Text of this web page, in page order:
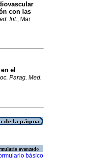
con las
Int., Mar
el
Parag. Med.
avanzado
básico